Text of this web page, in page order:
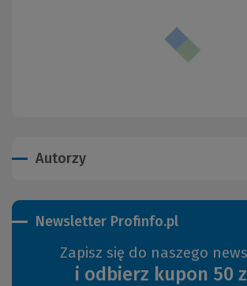
Autorzy
Newsletter Profinfo.pl
Zapisz się do naszego
i odbierz kupon 50